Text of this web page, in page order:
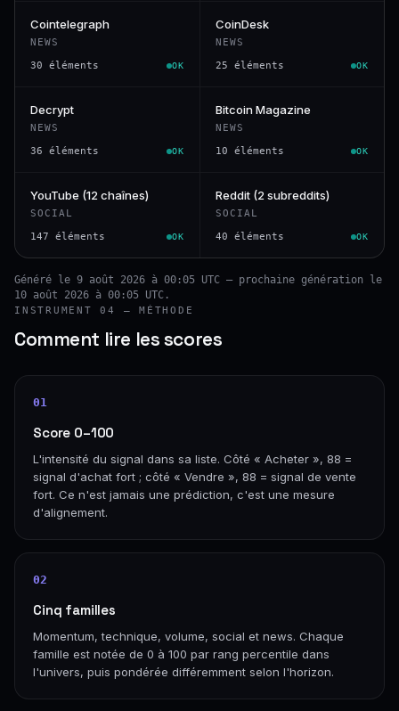
Cointelegraph
NEWS
30 éléments OK
CoinDesk
NEWS
25 éléments OK
Decrypt
NEWS
36 éléments OK
Bitcoin Magazine
NEWS
10 éléments OK
YouTube (12 chaînes)
SOCIAL
147 éléments OK
Reddit (2 subreddits)
SOCIAL
40 éléments OK
Généré le 9 août 2026 à 00:05 UTC — prochaine génération le
10 août 2026 à 00:05 UTC.
INSTRUMENT 04 — MÉTHODE
Comment lire les scores
01
Score 0–100
L'intensité du signal dans sa liste. Côté « Acheter », 88 =
signal d'achat fort ; côté « Vendre », 88 = signal de vente
fort. Ce n'est jamais une prédiction, c'est une mesure
d'alignement.
02
Cinq familles
Momentum, technique, volume, social et news. Chaque
famille est notée de 0 à 100 par rang percentile dans
l'univers, puis pondérée différemment selon l'horizon.